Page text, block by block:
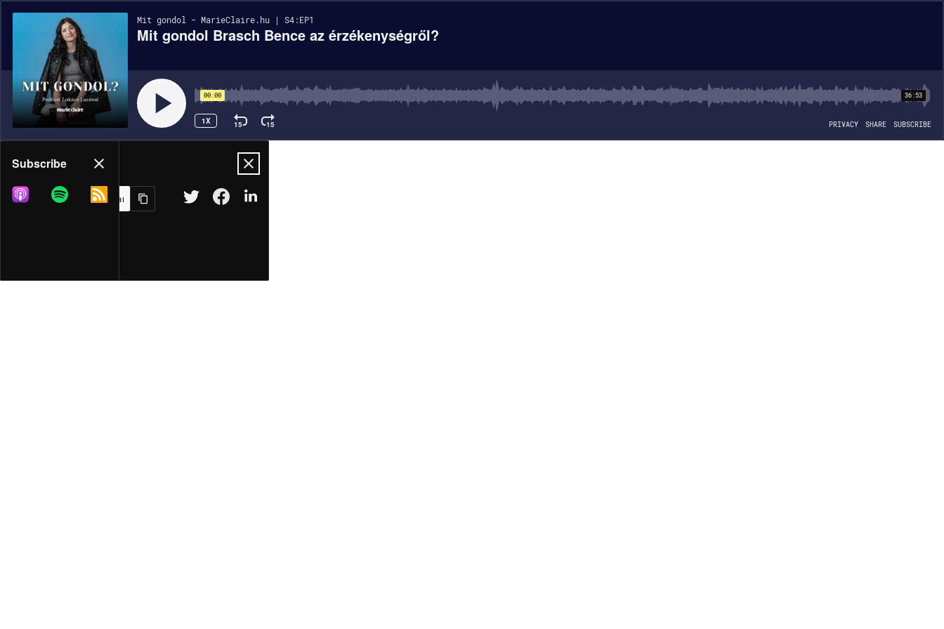
Mit gondol - MarieClaire.hu | S4:EP1
Mit gondol Brasch Bence az érzékenységről?
00:00 36:53
1X 15 15 PRIVACY SHARE SUBSCRIBE
Share
Subscribe